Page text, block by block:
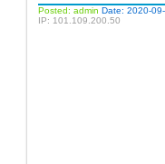
Posted: admin Date: 2020-
IP: 101.109.200.50